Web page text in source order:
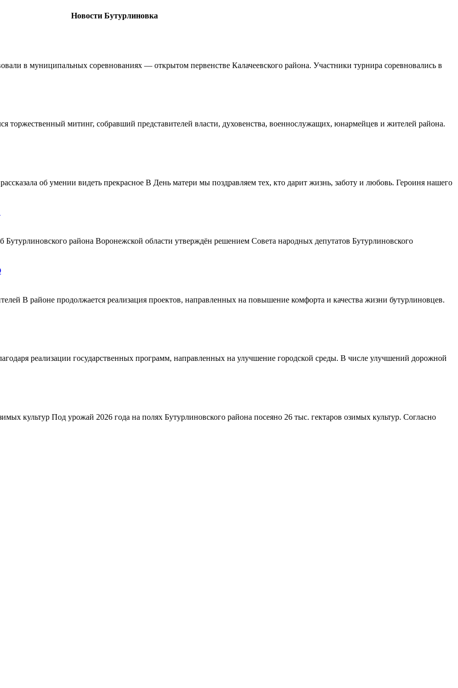
Новости Бутурлиновка
в муниципальных соревнованиях — открытом первенстве Калачеевского района. Участники турнира соревновались в
торжественный митинг, собравший представителей власти, духовенства, военнослужащих, юнармейцев и жителей района.
об умении видеть прекрасное В День матери мы поздравляем тех, кто дарит жизнь, заботу и любовь. Героиня нашего
Бутурлиновского района Воронежской области утверждён решением Совета народных депутатов Бутурлиновского
В районе продолжается реализация проектов, направленных на повышение комфорта и качества жизни бутурлиновцев.
реализации государственных программ, направленных на улучшение городской среды. В числе улучшений дорожной
культур Под урожай 2026 года на полях Бутурлиновского района посеяно 26 тыс. гектаров озимых культур. Согласно